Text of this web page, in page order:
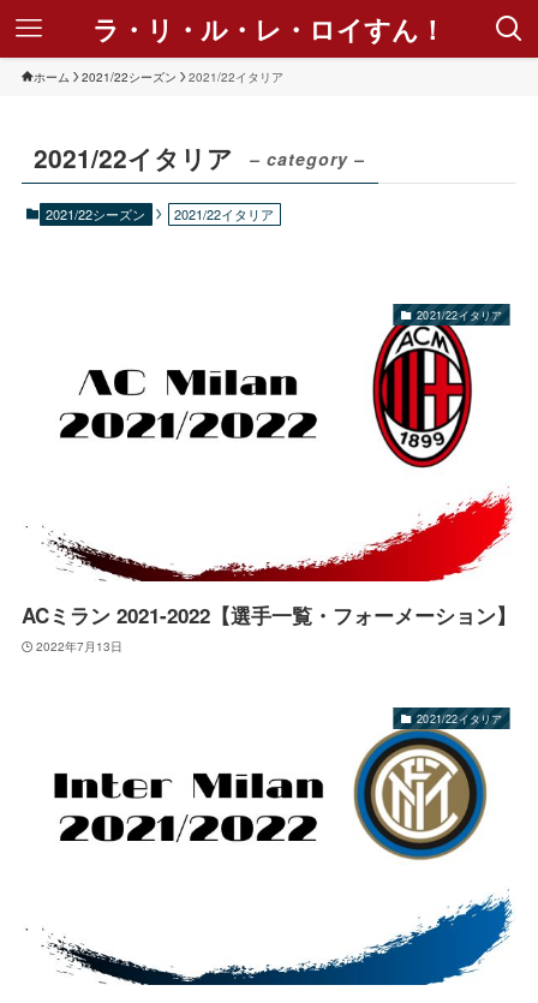
ラ・リ・ル・レ・ロイすん！
ホーム 2021/22シーズン 2021/22イタリア
2021/22イタリア – category –
2021/22シーズン 2021/22イタリア
2021/22イタリア
ACミラン 2021-2022【選手一覧・フォーメーション】
2022年7月13日
2021/22イタリア